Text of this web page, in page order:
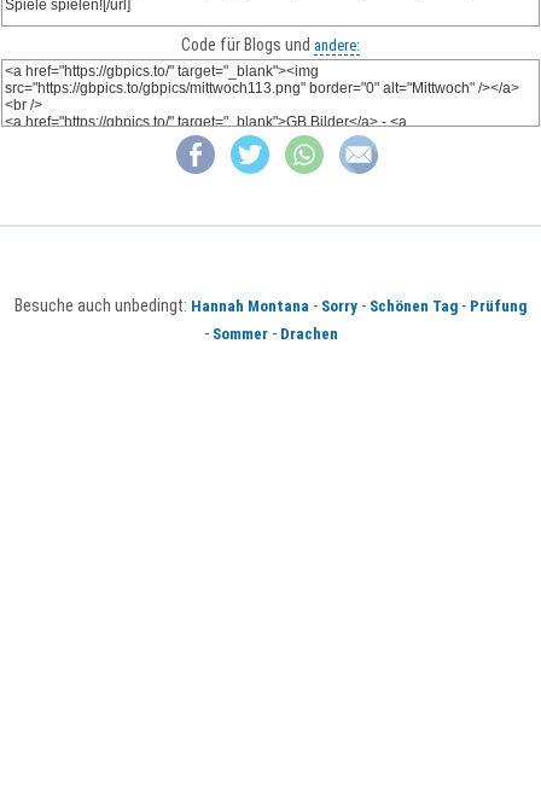
Code für Blogs und andere:
Besuche auch unbedingt: Hannah Montana - Sorry - Schönen Tag - Prüfung
- Sommer- Drachen